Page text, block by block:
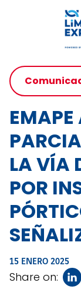
EMAPE
LA VÍA
POR
15 ENERO 2025
Share on: